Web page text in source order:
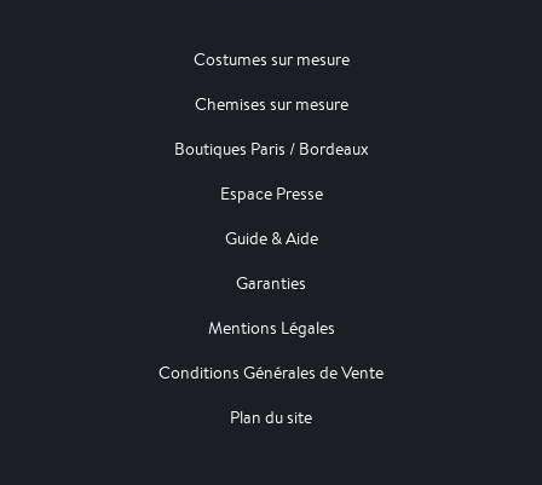
Costumes sur mesure
Chemises sur mesure
Boutiques Paris / Bordeaux
Espace Presse
Guide & Aide
Garanties
Mentions Légales
Conditions Générales de Vente
Plan du site